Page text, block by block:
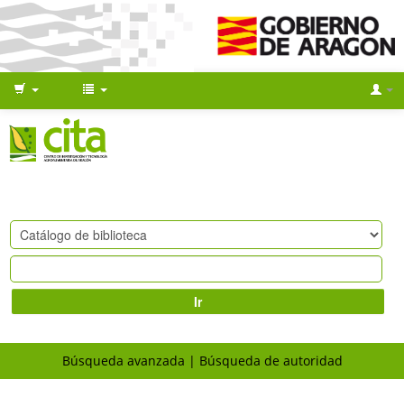
Ir
Búsqueda avanzada Búsqueda de autoridad